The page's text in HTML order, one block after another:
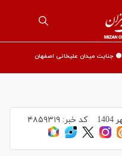
🟡 جنایت میدان علیخانی اصفهان
کد خبر: ۴۸۵۹۳۱۹